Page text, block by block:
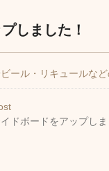
しました！
ール・リキュールな
ドボードをアップしま